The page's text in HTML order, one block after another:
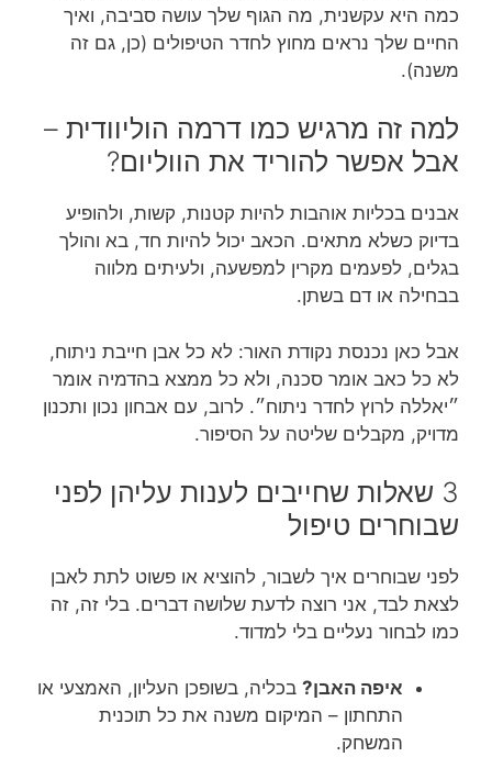
כמה היא עקשנית, מה הגוף שלך עושה סביבה, ואיך
החיים שלך נראים מחוץ לחדר הטיפולים (כן, גם זה
משנה).
למה זה מרגיש כמו דרמה הוליוודית –
אבל אפשר להוריד את הווליום?
אבנים בכליות אוהבות להיות קטנות, קשות, ולהופיע
בדיוק כשלא מתאים. הכאב יכול להיות חד, בא והולך
בגלים, לפעמים מקרין למפשעה, ולעיתים מלווה
בבחילה או דם בשתן.
אבל כאן נכנסת נקודת האור: לא כל אבן חייבת ניתוח,
לא כל כאב אומר סכנה, ולא כל ממצא בהדמיה אומר
״יאללה לרוץ לחדר ניתוח״. לרוב, עם אבחון נכון ותכנון
מדויק, מקבלים שליטה על הסיפור.
3 שאלות שחייבים לענות עליהן לפני
שבוחרים טיפול
לפני שבוחרים איך לשבור, להוציא או פשוט לתת לאבן
לצאת לבד, אני רוצה לדעת שלושה דברים. בלי זה, זה
כמו לבחור נעליים בלי למדוד.
איפה האבן? בכליה, בשופכן העליון, האמצעי או
התחתון – המיקום משנה את כל תוכנית
המשחק.